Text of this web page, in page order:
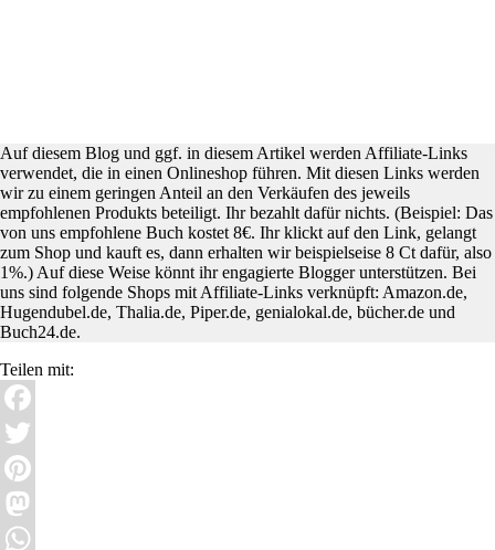
Auf diesem Blog und ggf. in diesem Artikel werden Affiliate-Links
verwendet, die in einen Onlineshop führen. Mit diesen Links werden
wir zu einem geringen Anteil an den Verkäufen des jeweils
empfohlenen Produkts beteiligt. Ihr bezahlt dafür nichts. (Beispiel: Das
von uns empfohlene Buch kostet 8€. Ihr klickt auf den Link, gelangt
zum Shop und kauft es, dann erhalten wir beispielseise 8 Ct dafür, also
1%.) Auf diese Weise könnt ihr engagierte Blogger unterstützen. Bei
uns sind folgende Shops mit Affiliate-Links verknüpft: Amazon.de,
Hugendubel.de, Thalia.de, Piper.de, genialokal.de, bücher.de und
Buch24.de.
Teilen mit:
Facebook
Twitter
Pinterest
Mastodon